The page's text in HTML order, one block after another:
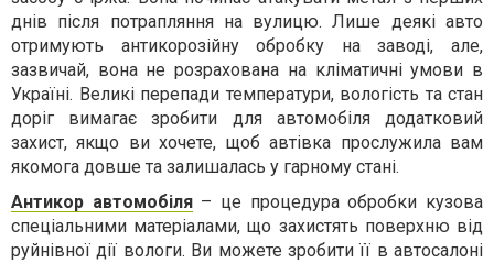
днів після потрапляння на вулицю. Лише деякі авто
отримують антикорозійну обробку на заводі, але,
зазвичай, вона не розрахована на кліматичні умови в
Україні. Великі перепади температури, вологість та стан
доріг вимагає зробити для автомобіля додатковий
захист, якщо ви хочете, щоб автівка прослужила вам
якомога довше та залишалась у гарному стані.
Антикор автомобіля– це процедура обробки кузова
спеціальними матеріалами, що захистять поверхню від
руйнівної дії вологи. Ви можете зробити її в автосалоні